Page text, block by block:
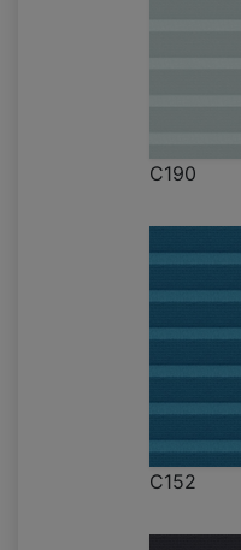
C190
C152